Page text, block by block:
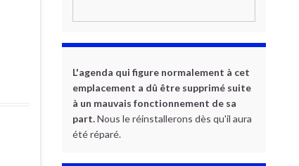
L'agenda qui figure normalement à cet
emplacement a dû être supprimé suite
à un mauvais fonctionnement de sa
part.Nous le réinstallerons dès qu'il aura
été réparé.